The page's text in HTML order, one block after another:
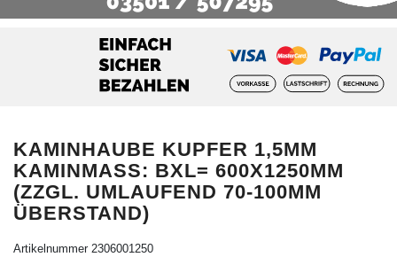
KAMINHAUBE KUPFER 1,5MM
KAMINMASS: BXL= 600X1250MM (
ZZGL. UMLAUFEND 70-100MM Ü
BERSTAND)
Artikelnummer 2306001250